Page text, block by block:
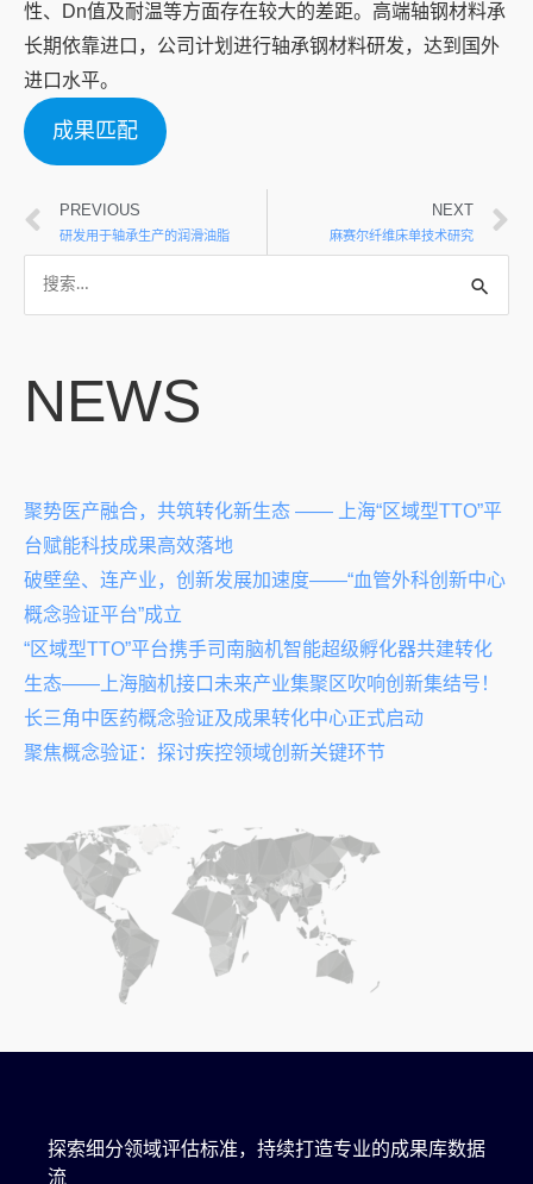
性、Dn值及耐温等方面存在较大的差距。高端轴钢材料承
长期依靠进口，公司计划进行轴承钢材料研发，达到国外
进口水平。
成果匹配
PREVIOUS
研发用于轴承生产的润滑油脂
NEXT
麻赛尔纤维床单技术研究
NEWS
聚势医产融合，共筑转化新生态 —— 上海“区域型TTO”平
台赋能科技成果高效落地
破壁垒、连产业，创新发展加速度——“血管外科创新中心
概念验证平台”成立
“区域型TTO”平台携手司南脑机智能超级孵化器共建转化
生态——上海脑机接口未来产业集聚区吹响创新集结号！
长三角中医药概念验证及成果转化中心正式启动
聚焦概念验证：探讨疾控领域创新关键环节
探索细分领域评估标准，持续打造专业的成果库数据
流